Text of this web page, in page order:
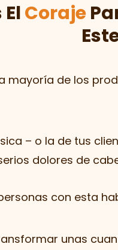
Coraje
mayoría de los
– o la de tus
dolores de
con esta
unas